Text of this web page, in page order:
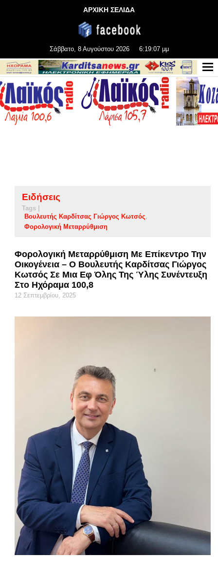
ΑΡΧΙΚΗ ΣΕΛΙΔΑ
Σάββατο, 8 Αυγούστου 2026 6:19:08 μμ
Ειδήσεις
Tags |
Βουλευτής Καρδίτσας Γιώργος Κωτσός
Φορολογική Μεταρρύθμιση
Φορολογική Μεταρρύθμιση Με Επίκεντρο Την
Οικογένεια – Ο Βουλευτής Καρδίτσας Γιώργος
Κωτσός Σε Μια Εφ Όλης Της Ύλης Συνέντευξη
Στο Ηχόραμα 100,8
12 Σεπτεμβρίου, 2025